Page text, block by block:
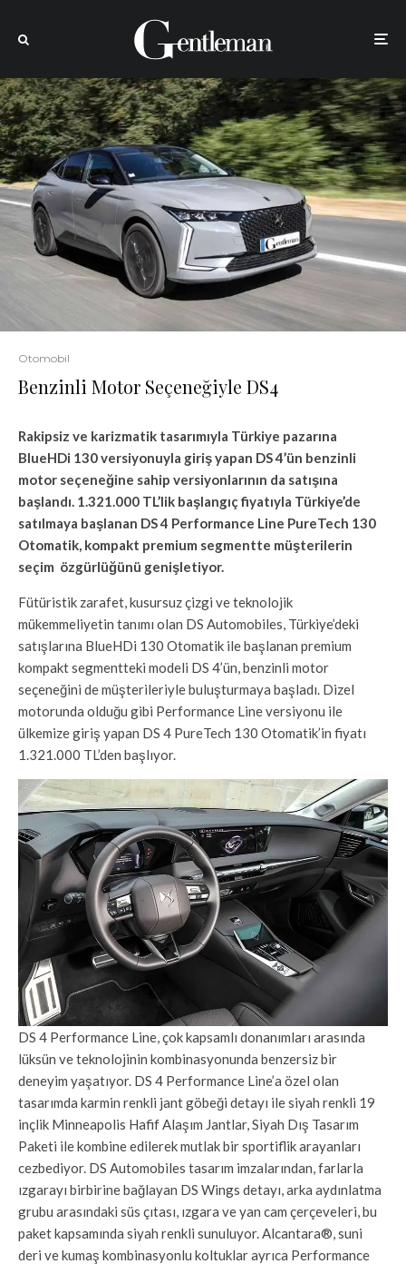
Otomobil
Benzinli Motor Seçeneğiyle DS4
Rakipsiz ve karizmatik tasarımıyla Türkiye pazarına
BlueHDi 130 versiyonuyla giriş yapan DS 4’ün benzinli
motor seçeneğine sahip versiyonlarının da satışına
başlandı. 1.321.000 TL’lik başlangıç fiyatıyla Türkiye’de
satılmaya başlanan DS 4 Performance Line PureTech 130
Otomatik, kompakt premium segmentte müşterilerin
seçim özgürlüğünü genişletiyor.
Fütüristik zarafet, kusursuz çizgi ve teknolojik
mükemmeliyetin tanımı olan DS Automobiles, Türkiye’deki
satışlarına BlueHDi 130 Otomatik ile başlanan premium
kompakt segmentteki modeli DS 4’ün, benzinli motor
seçeneğini de müşterileriyle buluşturmaya başladı. Dizel
motorunda olduğu gibi Performance Line versiyonu ile
ülkemize giriş yapan DS 4 PureTech 130 Otomatik’in fiyatı
1.321.000 TL’den başlıyor.
DS 4 Performance Line, çok kapsamlı donanımları arasında
lüksün ve teknolojinin kombinasyonunda benzersiz bir
deneyim yaşatıyor. DS 4 Performance Line’a özel olan
tasarımda karmin renkli jant göbeği detayı ile siyah renkli 19
inçlik Minneapolis Hafif Alaşım Jantlar, Siyah Dış Tasarım
Paketi ile kombine edilerek mutlak bir sportiflik arayanları
cezbediyor. DS Automobiles tasarım imzalarından, farlarla
ızgarayı birbirine bağlayan DS Wings detayı, arka aydınlatma
grubu arasındaki süs çıtası, ızgara ve yan cam çerçeveleri, bu
paket kapsamında siyah renkli sunuluyor. Alcantara®, suni
deri ve kumaş kombinasyonlu koltuklar ayrıca Performance